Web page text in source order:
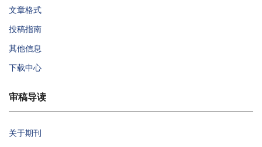
文章格式
投稿指南
其他信息
下载中心
审稿导读
关于期刊